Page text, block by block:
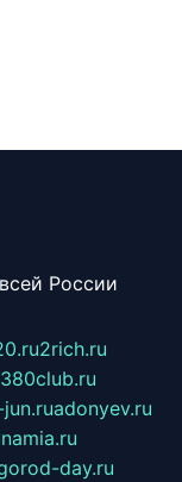
России
2rich.ru
adonyev.ru
day.ru